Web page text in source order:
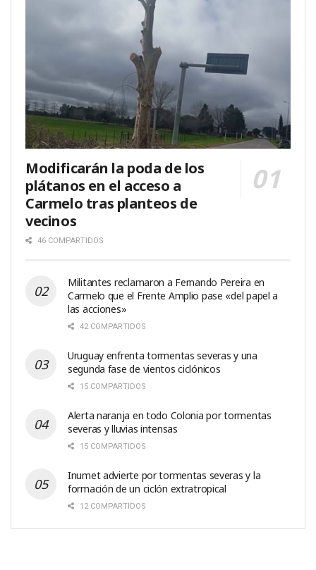
Modificarán la poda de los
plátanos en el acceso a
Carmelo tras planteos de
vecinos
46 COMPARTIDOS
Militantes reclamaron a Fernando Pereira en
Carmelo que el Frente Amplio pase «del papel a
las acciones»
42 COMPARTIDOS
Uruguay enfrenta tormentas severas y una
segunda fase de vientos ciclónicos
15 COMPARTIDOS
Alerta naranja en todo Colonia por tormentas
severas y lluvias intensas
15 COMPARTIDOS
Inumet advierte por tormentas severas y la
formación de un ciclón extratropical
12 COMPARTIDOS